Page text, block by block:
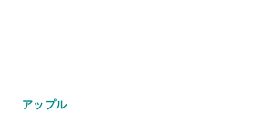
アップル